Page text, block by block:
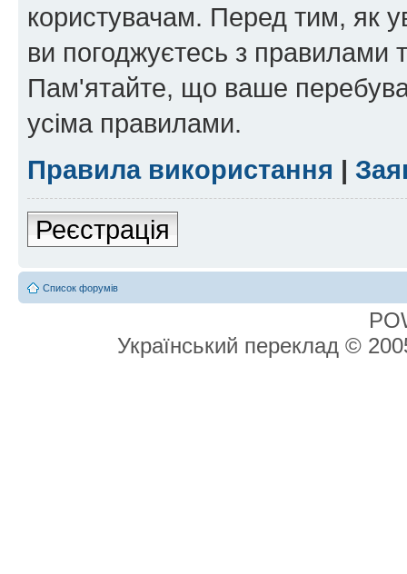
користувачам. Перед тим, як
ви погоджуєтесь з правилами
Пам'ятайте, що ваше
усіма правилами.
Правила використання |
Реєстрація
Список форумів
Український переклад ©